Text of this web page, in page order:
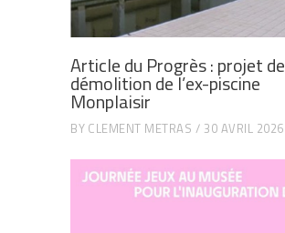
Article du Progrès : projet de
démolition de l’ex-piscine
Monplaisir
BY CLEMENT METRAS 30 AVRIL 2026